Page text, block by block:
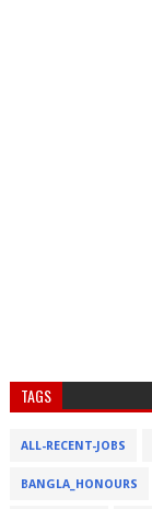
TAGS
ALL-RECENT-JOBS
BANGLA_HONOURS